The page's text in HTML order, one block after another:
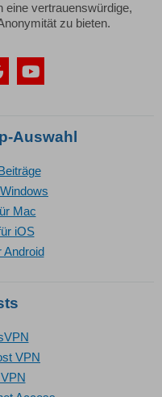
eine vertrauenswürdige,
zu bieten.
Auswahl
Mac
iOS
Android
VPN